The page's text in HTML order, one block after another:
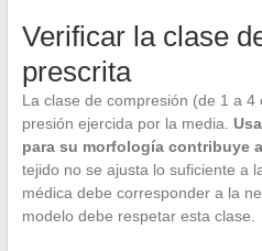
Verificar la clase
prescrita
La clase de compresión (de 1 a
presión ejercida por la media.
para su morfología contribuye
tejido no se ajusta lo suficiente a
médica debe corresponder a la
modelo debe respetar esta clase.